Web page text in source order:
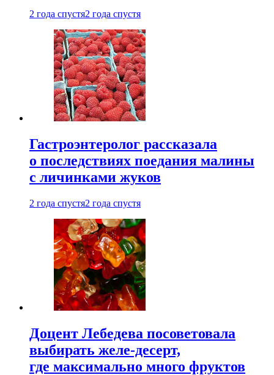
2 года спустя2 года спустя
Гастроэнтеролог рассказала
о последствиях поедания малины
с личинками жуков
2 года спустя2 года спустя
Доцент Лебедева посоветовала
выбирать желе-десерт,
где максимально много фруктов